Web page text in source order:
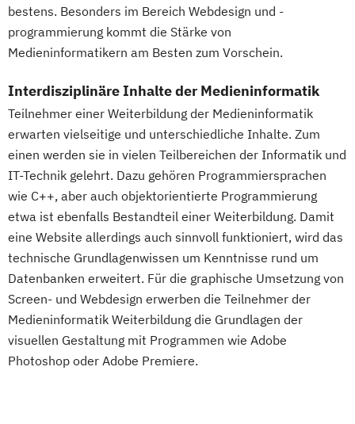
bestens. Besonders im Bereich Webdesign und -
programmierung kommt die Stärke von
Medieninformatikern am Besten zum Vorschein.
Interdisziplinäre Inhalte der Medieninformatik
Teilnehmer einer Weiterbildung der Medieninformatik
erwarten vielseitige und unterschiedliche Inhalte. Zum
einen werden sie in vielen Teilbereichen der Informatik und
IT-Technik gelehrt. Dazu gehören Programmiersprachen
wie C++, aber auch objektorientierte Programmierung
etwa ist ebenfalls Bestandteil einer Weiterbildung. Damit
eine Website allerdings auch sinnvoll funktioniert, wird das
technische Grundlagenwissen um Kenntnisse rund um
Datenbanken erweitert. Für die graphische Umsetzung von
Screen- und Webdesign erwerben die Teilnehmer der
Medieninformatik Weiterbildung die Grundlagen der
visuellen Gestaltung mit Programmen wie Adobe
Photoshop oder Adobe Premiere.